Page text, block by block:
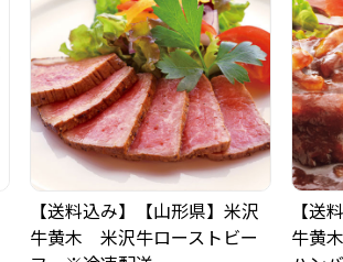
【送料込み】【山形県】米沢
牛黄木 米沢牛ローストビー
【送
牛黄